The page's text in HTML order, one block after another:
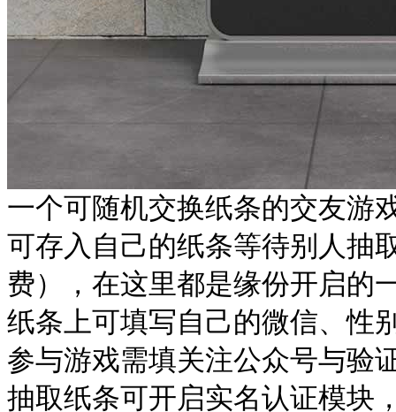
一个可随机交换纸条的交友游
可存入自己的纸条等待别人抽
费），在这里都是缘份开启的
纸条上可填写自己的微信、性
参与游戏需填关注公众号与验
抽取纸条可开启实名认证模块